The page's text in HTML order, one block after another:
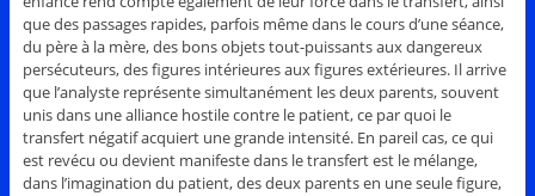
que des passages rapides, parfois même dans le cours d’une séance,
du père à la mère, des bons objets tout-puissants aux dangereux
persécuteurs, des figures intérieures aux figures extérieures. Il arrive
que l’analyste représente simultanément les deux parents, souvent
unis dans une alliance hostile contre le patient, ce par quoi le
transfert négatif acquiert une grande intensité. En pareil cas, ce qui
est revécu ou devient manifeste dans le transfert est le mélange,
dans l’imagination du patient, des deux parents en une seule figure,